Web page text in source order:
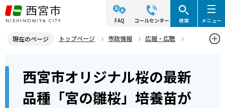
こ
の
ジ
FAQ コールセンター 検索 メニュー
現在のページ トップページ 市政情報
広報・広聴
西宮市オリジナル桜の最新品種「宮の雛桜」培養苗がふるさと納税返
礼品に西宮市オリジナル桜の最新
品種「宮の雛桜」培養苗が